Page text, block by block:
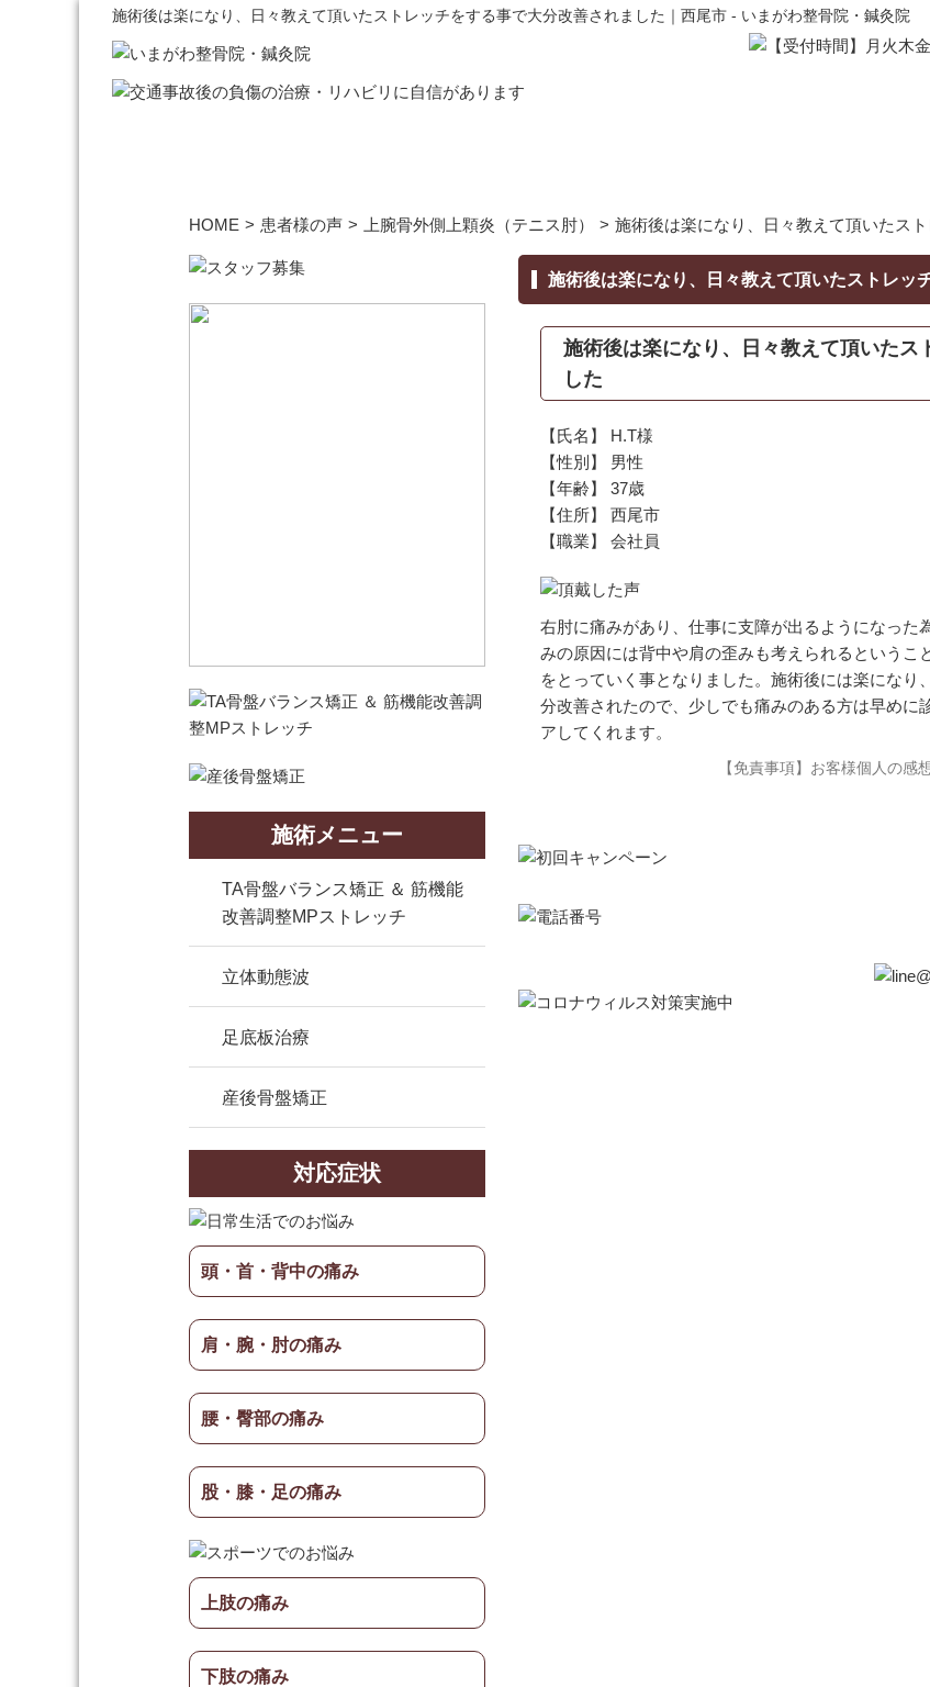
施術後は楽になり、日々教えて頂いたストレッチをする事で大分改善されました｜西尾市 - いまがわ整骨院・鍼灸院
HOME > 患者様の声 > 上腕骨外側上顆炎（テニス肘） > 施術後は楽になり、日々教えて頂いたス
施術後は楽になり、日々教えて頂いたストレッ
施術後は楽になり、日々教えて頂いたス
した
【氏名】 H.T様
【性別】 男性
【年齢】 37歳
【住所】 西尾市
【職業】 会社員
右肘に痛みがあり、仕事に支障が出るようになった
みの原因には背中や肩の歪みも考えられるというこ
をとっていく事となりました。施術後には楽にな
分改善されたので、少しでも痛みのある方は早めに
アしてくれます。
【免責事項】お客様個人の感
施術メニュー
TA骨盤バランス矯正 ＆ 筋機能
改善調整MPストレッチ
立体動態波
足底板治療
産後骨盤矯正
対応症状
頭・首・背中の痛み
肩・腕・肘の痛み
腰・臀部の痛み
股・膝・足の痛み
上肢の痛み
下肢の痛み